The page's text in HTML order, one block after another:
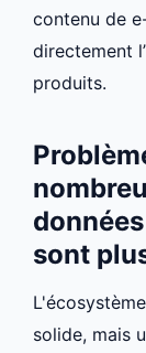
contenu de
directement
produits.
sont
solide, mais